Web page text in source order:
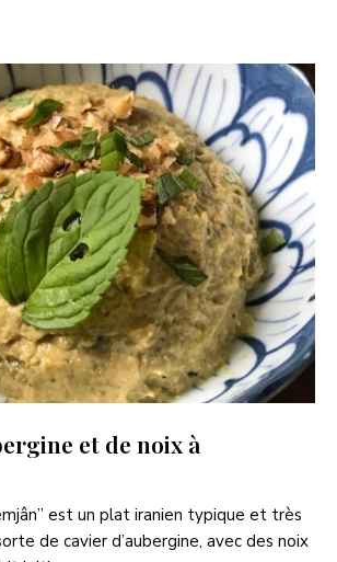
et de noix à
est un plat iranien typique et très
de cavier d’aubergine, avec des noix